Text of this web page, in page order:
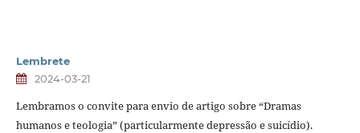
Lembrete
2024-03-21
Lembramos o convite para envio de artigo sobre “Dramas
humanos e teologia” (particularmente depressão e suicídio).